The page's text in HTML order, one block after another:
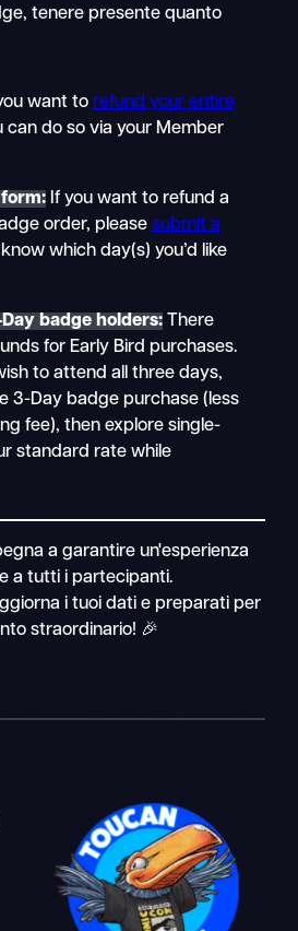
tenere presente quanto
want to refund your entire
can do so via your Member
:If you want to refund a
order, please submit a
which day(s) you’d like
badge holders:There
for Early Bird purchases.
to attend all three days,
3-Day badge purchase (less
fee), then explore single-
standard rate while
a garantire un'esperienza
a tutti i partecipanti.
i tuoi dati e preparati per
straordinario! 🎉